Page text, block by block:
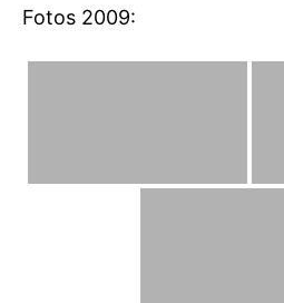
Fotos 2009: